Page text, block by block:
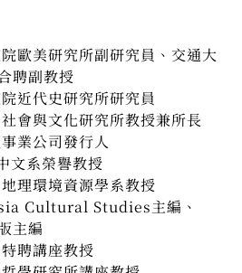
美研究所副研究員、交通大
聘副教授
代史研究所研究員
與文化研究所教授兼所長
業公司發行人
系榮譽教授
環境資源學系教授
Cultural Studies主編、
主編
聘講座教授